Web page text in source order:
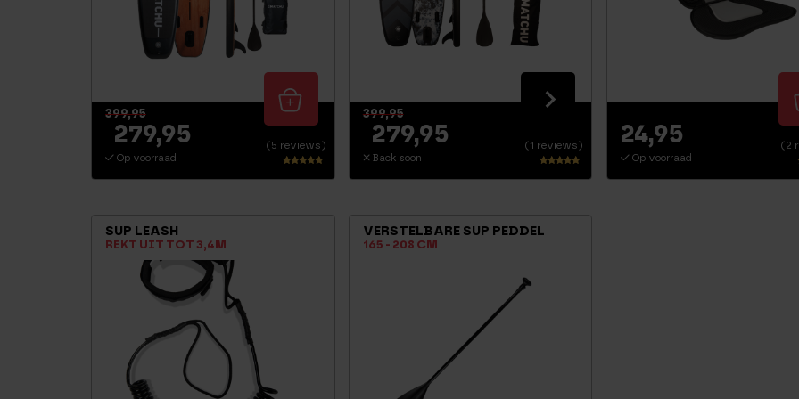
(5 reviews)
399,95
279,95
Op voorraad
(1 reviews)
399,95
279,95
Back soon
(2
24,95
Op voorraad
SUP LEASH
REKT UIT TOT 3,4M
VERSTELBARE SUP PEDDEL
165 - 208 CM